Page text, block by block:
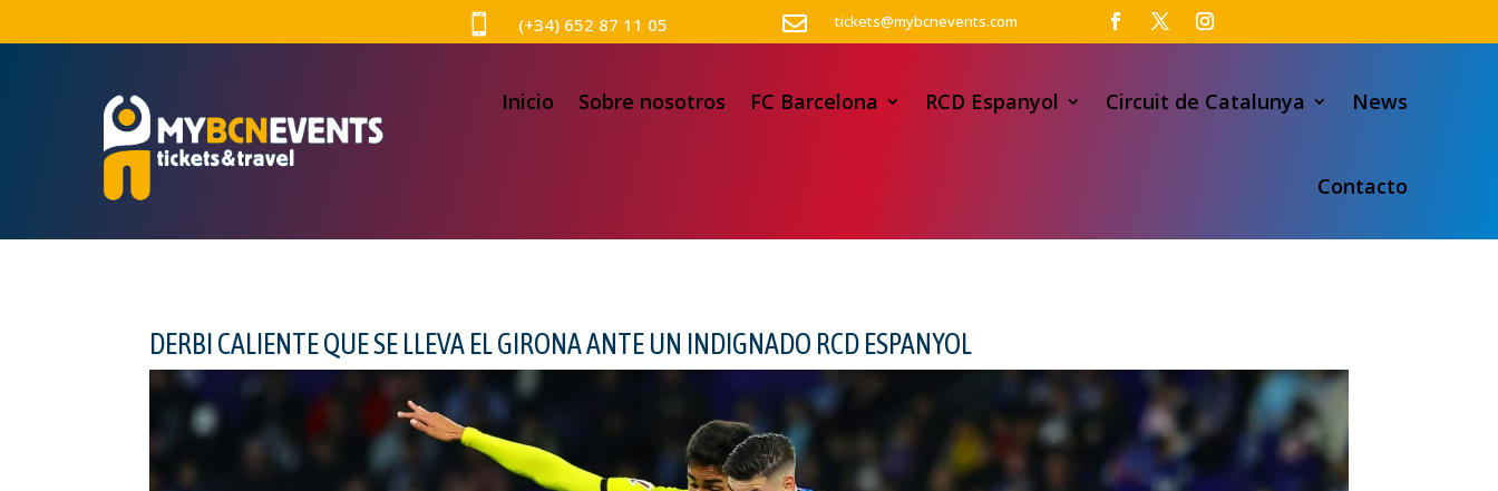
 (+34) 652 87 11 05  tickets@mybcnevents.com
Inicio Sobre nosotros FC Barcelona RCD Espanyol Circuit de Catalunya News
Contacto
DERBI CALIENTE QUE SE LLEVA EL GIRONA ANTE UN INDIGNADO RCD ESPANYOL